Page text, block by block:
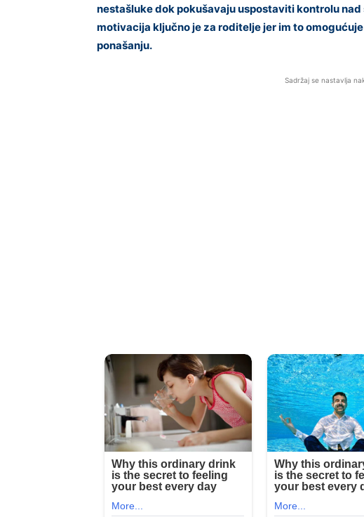
nestašluke dok pokušavaju uspostaviti kontrolu
motivacija ključno je za roditelje jer im to
ponašanju.
Sadržaj se nastavlja